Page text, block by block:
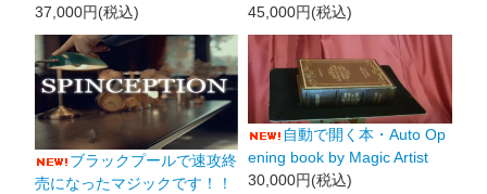
37,000円(税込)
45,000円(税込)
ブラックプールで速攻終
売になったマジックです！！
自動で開く本・Auto Op
ening book by Magic Artist
30,000円(税込)